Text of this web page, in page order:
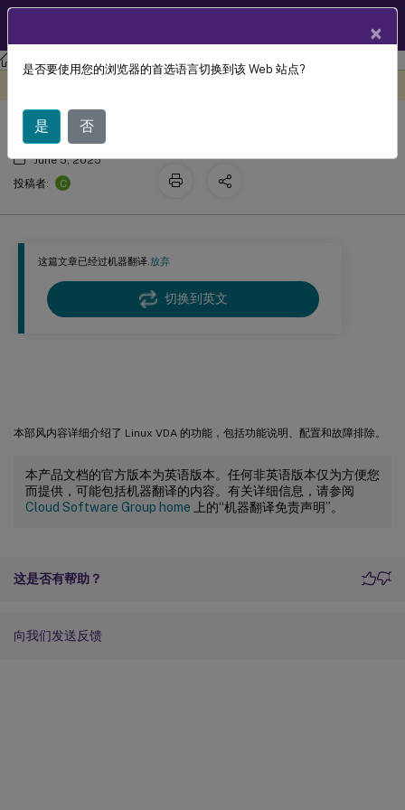
Linux 虚拟投递代理 Linux Virtual Delivery Agent 2411
这篇文章已经过机器翻译.放弃
切换到英文
本部风内容详细介绍了 Linux VDA 的功能，包括功能说明、配置和故障排除。
本产品文档的官方版本为英语版本。任何非英语版本仅为方便您
而提供，可能包括机器翻译的内容。有关详细信息，请参阅
Cloud Software Group home 上的“机器翻译免责声明”。
这是否有帮助？
向我们发送反馈
配置
June 5, 2025
投稿者:
C
×
是否要使用您的浏览器的首选语言切换到该 Web 站点?
是 否